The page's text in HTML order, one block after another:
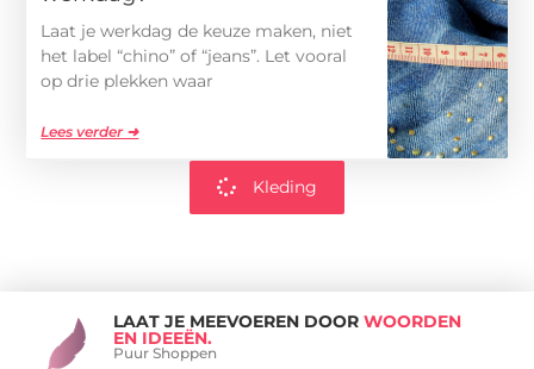
Laat je werkdag de keuze maken, niet
het label “chino” of “jeans”. Let vooral
op drie plekken waar
Lees verder ➜
Kleding
LAAT JE MEEVOEREN DOOR WOORDEN
EN IDEEËN.
Puur Shoppen